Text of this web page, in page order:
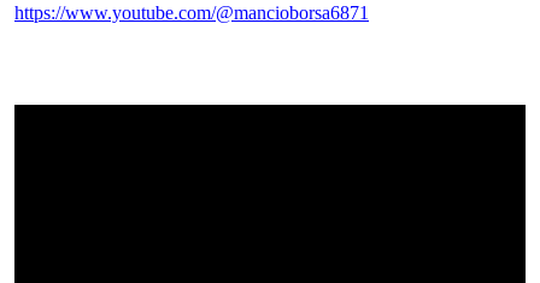
https://www.youtube.com/@mancioborsa6871